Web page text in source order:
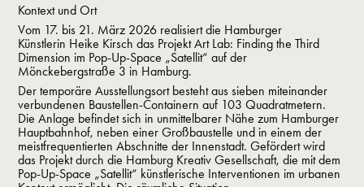
Kontext und Ort
Vom 17. bis 21. März 2026 realisiert die Hamburger
Künstlerin Heike Kirsch das ProjektArt Lab: Finding the Third
Dimension im Pop-Up-Space „Satellit“ auf der
Mönckebergstraße 3 in Hamburg.
Der temporäre Ausstellungsort besteht aus sieben miteinander
verbundenen Baustellen-Containern auf 103 Quadratmetern.
Die Anlage befindet sich in unmittelbarer Nähe zum Hamburger
Hauptbahnhof, neben einer Großbaustelle und in einem der
meistfrequentierten Abschnitte der Innenstadt.Gefördert wird
das Projekt durch die Hamburg Kreativ Gesellschaft, die mit dem
Pop-Up-Space „Satellit“ künstlerische Interventionen im urbanen